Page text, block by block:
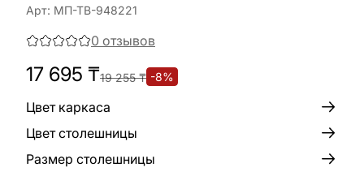
Арт: МП-ТВ-948221
0 отзывов
17 695 ₸19 255₸ -8%
Цвет каркаса
Цвет столешницы
Размер столешницы